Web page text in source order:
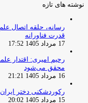
نوشته های تازه
رسانه، حلقه اتصال
قدرت فناورانه
17 مرداد 1405 17:52
رحیم امیری: اقتدار
محقق می‌شود
16 مرداد 1405 21:21
رکوردشکنی دختر
15 مرداد 1405 20:02